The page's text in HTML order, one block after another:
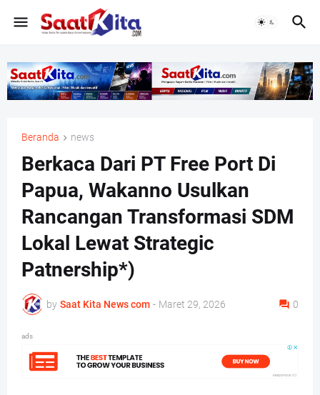
Beranda news
Berkaca Dari PT Free Port Di
Papua, Wakanno Usulkan
Rancangan Transformasi SDM
Lokal Lewat Strategic
Patnership*)
by Saat Kita News com - Maret 29, 2026 0
ads